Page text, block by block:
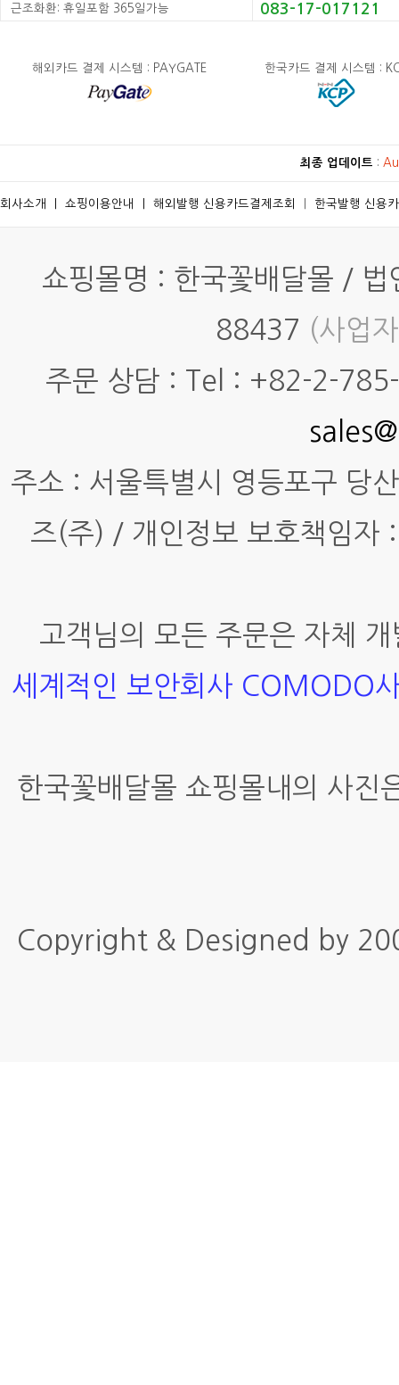
근조화환: 휴일포함 365일가능
083-17-017121
해외카드 결제 시스템 : PAYGATE 한국카드 결제 시스템 :
최종 업데이트 :
회사소개 쇼핑이용안내 해외발행 신용카드결제조회 한국발행 신용
쇼핑몰명 : 한국꽃배달몰 /
88437 (사업
주문 상담 : Tel : +82-2-
주소 : 서울특별시 영등포구 당
즈(주) / 개인정보 보호책임
고객님의 모든 주문은 자체
세계적인 보안회사 COMODO
한국꽃배달몰 쇼핑몰내의 사진
Copyright & Designed by